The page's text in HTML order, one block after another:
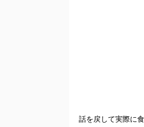
話を戻して実際に